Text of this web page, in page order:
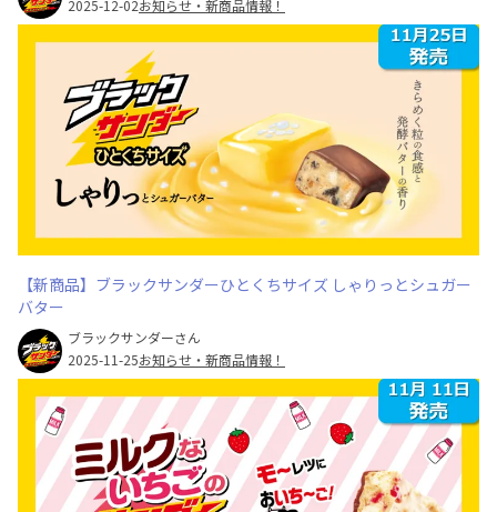
2025-12-02お知らせ・新商品情報！
【新商品】ブラックサンダーひとくちサイズ しゃりっとシュガー
バター
ブラックサンダーさん
2025-11-25お知らせ・新商品情報！